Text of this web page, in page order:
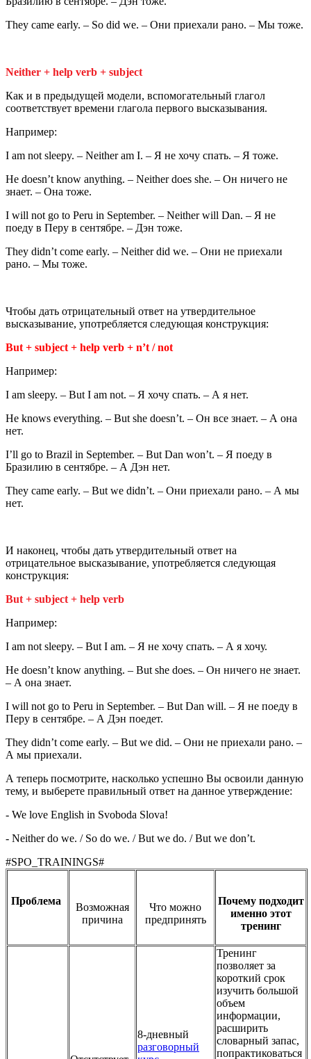
They came early. – So did we. – Они приехали рано. – Мы тоже.
Neither + help verb + subject
Как и в предыдущей модели, вспомогательный глагол
соответствует времени глагола первого высказывания.
Например:
I am not sleepy. – Neither am I. – Я не хочу спать. – Я тоже.
He doesn’t know anything. – Neither does she. – Он ничего не
знает. – Она тоже.
I will not go to Peru in September. – Neither will Dan. – Я не
поеду в Перу в сентябре. – Дэн тоже.
They didn’t come early. – Neither did we. – Они не приехали
рано. – Мы тоже.
Чтобы дать отрицательный ответ на утвердительное
высказывание, употребляется следующая конструкция:
But + subject + help verb + n’t / not
Например:
I am sleepy. – But I am not. – Я хочу спать. – А я нет.
He knows everything. – But she doesn’t. – Он все знает. – А она
нет.
I’ll go to Brazil in September. – But Dan won’t. – Я поеду в
Бразилию в сентябре. – А Дэн нет.
They came early. – But we didn’t. – Они приехали рано. – А мы
нет.
И наконец, чтобы дать утвердительный ответ на
отрицательное высказывание, употребляется следующая
конструкция:
But + subject + help verb
Например:
I am not sleepy. – But I am. – Я не хочу спать. – А я хочу.
He doesn’t know anything. – But she does. – Он ничего не знает.
– А она знает.
I will not go to Peru in September. – But Dan will. – Я не поеду в
Перу в сентябре. – А Дэн поедет.
They didn’t come early. – But we did. – Они не приехали рано. –
А мы приехали.
А теперь посмотрите, насколько успешно Вы освоили данную
тему, и выберете правильный ответ на данное утверждение:
- We love English in Svoboda Slova!
- Neither do we. / So do we. / But we do. / But we don’t.
#SPO_TRAININGS#
Проблема
Возможная
причина
Что можно
предпринять
Почему подходит
именно этот
тренинг
8-дневный
разговорный
Тренинг
позволяет за
короткий срок
изучить большой
объем
информации,
расширить
словарный запас,
попрактиковаться